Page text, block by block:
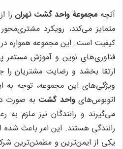
آنچه مجموعۀ واحد گشت تهران را
متمایز می‌کند، رویکرد
کیفیت است. این مجموعه همواره در
فناوری‌های نوین و آموزش
ارتقا بخشد و رضایت مشتریان را
ویژگی‌های این مجموعه، توجه به
اتوبوس‌هایواحد گشت به صورت
می‌گیرند و رانندگان نیز ملزم به
رانندگی هستند. این امر باعث
یکی از ایمن‌ترین و مطمئن‌ترین